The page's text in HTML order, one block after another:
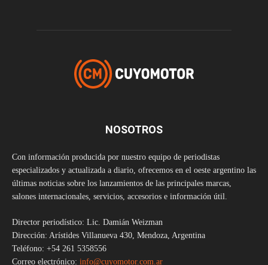
NOSOTROS
Con información producida por nuestro equipo de periodistas
especializados y actualizada a diario, ofrecemos en el oeste argentino las
últimas noticias sobre los lanzamientos de las principales marcas,
salones internacionales, servicios, accesorios e información útil.
Director periodístico: Lic. Damián Weizman
Dirección: Arístides Villanueva 430, Mendoza, Argentina
Teléfono: +54 261 5358556
Correo electrónico: info@cuyomotor.com.ar